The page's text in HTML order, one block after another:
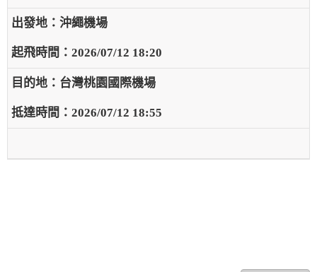
沖繩機場
2026/07/12 18:20
台灣桃園國際機場
2026/07/12 18:55